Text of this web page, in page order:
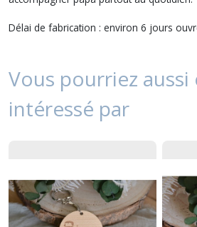
Délai de fabrication : environ 6 jours
Vous pourriez aussi
intéressé par